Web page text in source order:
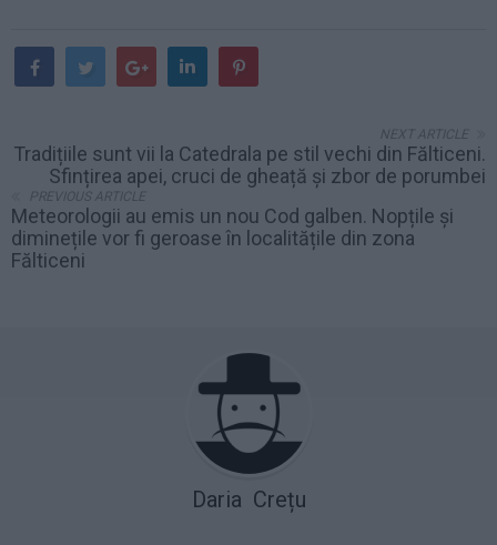
NEXT ARTICLE
Tradițiile sunt vii la Catedrala pe stil vechi din Fălticeni.
Sfințirea apei, cruci de gheață și zbor de porumbei
PREVIOUS ARTICLE
Meteorologii au emis un nou Cod galben. Nopțile și
diminețile vor fi geroase în localitățile din zona
Fălticeni
Daria Crețu